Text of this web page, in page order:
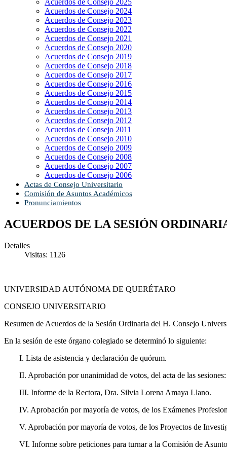
Acuerdos de Consejo 2025
Acuerdos de Consejo 2024
Acuerdos de Consejo 2023
Acuerdos de Consejo 2022
Acuerdos de Consejo 2021
Acuerdos de Consejo 2020
Acuerdos de Consejo 2019
Acuerdos de Consejo 2018
Acuerdos de Consejo 2017
Acuerdos de Consejo 2016
Acuerdos de Consejo 2015
Acuerdos de Consejo 2014
Acuerdos de Consejo 2013
Acuerdos de Consejo 2012
Acuerdos de Consejo 2011
Acuerdos de Consejo 2010
Acuerdos de Consejo 2009
Acuerdos de Consejo 2008
Acuerdos de Consejo 2007
Acuerdos de Consejo 2006
Actas de Consejo Universitario
Comisión de Asuntos Académicos
Pronunciamientos
ACUERDOS DE LA SESIÓN
Detalles
Visitas: 1126
UNIVERSIDAD AUTÓNOMA DE QUERÉTARO
CONSEJO UNIVERSITARIO
Resumen de Acuerdos de la Sesión Ordinaria del H. Consejo
En la sesión de este órgano colegiado se determinó lo siguiente:
I. Lista de asistencia y declaración de quórum.
II. Aprobación por unanimidad de votos, del acta de las
III. Informe de la Rectora, Dra. Silvia Lorena Amaya Llano.
IV. Aprobación por mayoría de votos, de los Exámenes
V. Aprobación por mayoría de votos, de los Proyectos de
VI. Informe sobre peticiones para turnar a la Comisión de